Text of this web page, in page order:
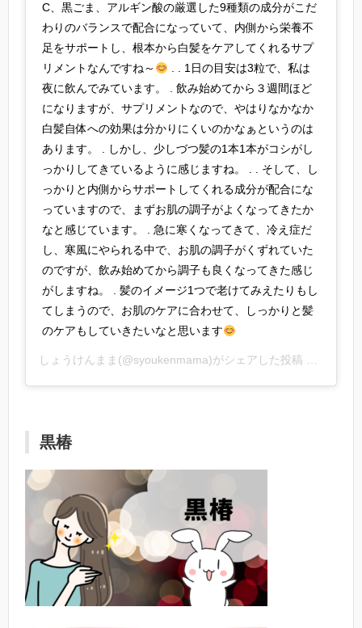
C、黒ごま、アルギン酸の厳選した9種類の成分がこだ
わりのバランスで配合になっていて、内側から栄養不
足をサポートし、根本から白髪をケアしてくれるサプ
リメントなんですね～
. . 1日の目安は3粒で、私は
夜に飲んでみています。 . 飲み始めてから３週間ほど
になりますが、サプリメントなので、やはりなかなか
白髪自体への効果は分かりにくいのかなぁというのは
あります。 . しかし、少しづつ髪の1本1本がコシがし
っかりしてきているように感じますね。 . . そして、し
っかりと内側からサポートしてくれる成分が配合にな
っていますので、まずお肌の調子がよくなってきたか
なと感じています。 . 急に寒くなってきて、冷え症だ
し、寒風にやられる中で、お肌の調子がくずれていた
のですが、飲み始めてから調子も良くなってきた感じ
がしますね。 . 髪のイメージ1つで老けてみえたりもし
てしまうので、お肌のケアに合わせて、しっかりと髪
のケアもしていきたいなと思います
しょうけんまま (@syoukenmama)がシェアした投稿 –
黒椿